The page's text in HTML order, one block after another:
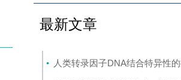
最新文章